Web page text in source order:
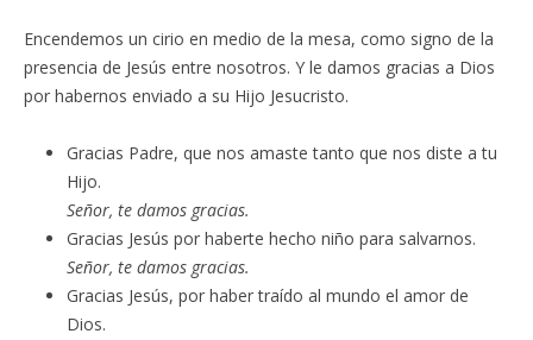
Encendemos un cirio en medio de la mesa, como signo de la
presencia de Jesús entre nosotros. Y le damos gracias a Dios
por habernos enviado a su Hijo Jesucristo.
Gracias Padre, que nos amaste tanto que nos diste a tu
Hijo.
Señor, te damos gracias.
Gracias Jesús por haberte hecho niño para salvarnos.
Señor, te damos gracias.
Gracias Jesús, por haber traído al mundo el amor de
Dios.